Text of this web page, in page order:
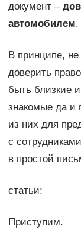
документ –
автомобилем.
В принципе,
доверить
быть близкие
знакомые да и
из них для
с
в простой
статьи:
Приступим.